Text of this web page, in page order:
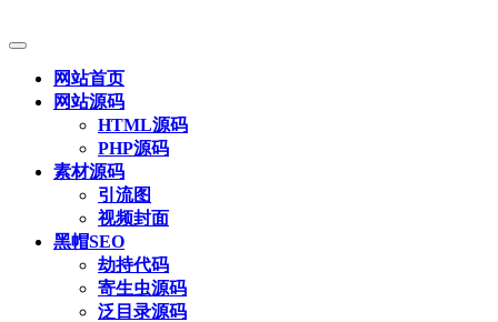
网站首页
网站源码
HTML源码
PHP源码
素材源码
引流图
视频封面
黑帽SEO
劫持代码
寄生虫源码
泛目录源码